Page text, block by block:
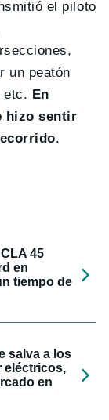
el piloto
un peatón
etc. En
hizo sentir
.
45
en
tiempo de
salva a los
eléctricos,
en